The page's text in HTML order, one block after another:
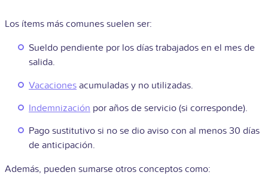
Los ítems más comunes suelen ser:
Sueldo pendiente por los días trabajados en el mes de
salida.
Vacaciones acumuladas y no utilizadas.
Indemnización por años de servicio (si corresponde).
Pago sustitutivo si no se dio aviso con al menos 30 días
de anticipación.
Además, pueden sumarse otros conceptos como: